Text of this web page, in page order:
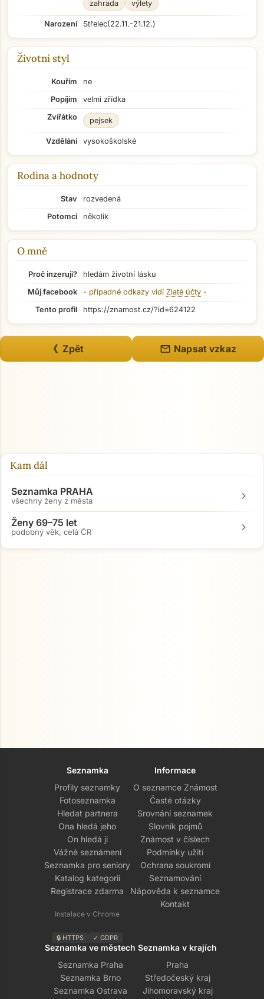
Přejít na hlavní obsah
zahrada
výlety
Narození Střelec(22.11.-21.12.)
Životní styl
Kouřím
ne
Popíjím
velmi zřídka
Zvířátko
pejsek
Vzdělání vysokoškolské
Rodina a hodnoty
Stav
rozvedená
Potomci
několik
O mně
Proč inzeruji?
hledám životní lásku
Můj facebook
- případné odkazy vidí Zlaté účty -
Tento profil
https://znamost.cz/?id=624122
《 Zpět mail Napsat vzkaz
Kam dál
Seznamka PRAHA
všechny ženy z města chevron_right
Ženy 69–75 let
podobný věk, celá ČR chevron_right
Seznamka
Profily seznamky
Fotoseznamka
Hledat partnera
Ona hledá jeho
On hledá ji
Vážné seznámení
Seznamka pro seniory
Katalog kategorií
Registrace zdarma
Instalace v Chrome
🔒 HTTPS ✓ GDPR
Informace
O seznamce Známost
Časté otázky
Srovnání seznamek
Slovník pojmů
Známost v číslech
Podmínky užití
Ochrana soukromí
Seznamování
Nápověda k seznamce
Kontakt
Seznamka ve městech
Seznamka Praha
Seznamka Brno
Seznamka Ostrava
Seznamka v krajích
Praha
Středočeský kraj
Jihomoravský kraj